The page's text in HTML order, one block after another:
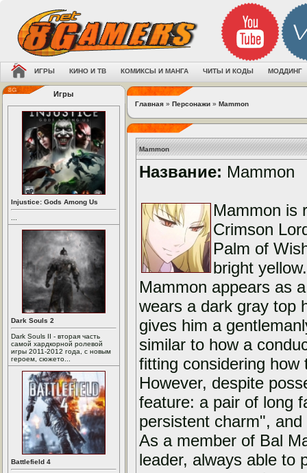
ИГРЫ КИНО И ТВ КОМИКСЫ И МАНГА ЧИТЫ И КОДЫ МОДДИНГ
Игры
Injustice: Gods Among Us
Dark Souls 2
Dark Souls II - вторая часть
самой хардкорной ролевой
игры 2011-2012 года, с новым
героем, сюжето...
Battlefield 4
Главная » Персонажи » Mammon
Mammon
Название: Mammon
Mammon is
Crimson
Palm of
bright yellow.
Mammon appears as
wears a dark gray top
gives him a
similar to how a
fitting considering
However, despite
feature: a pair of long
persistent charm",
As a member of Bal
leader, always able to